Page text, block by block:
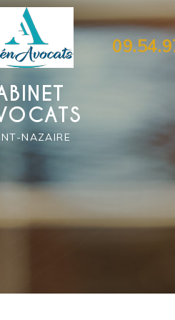
NAZAIRE